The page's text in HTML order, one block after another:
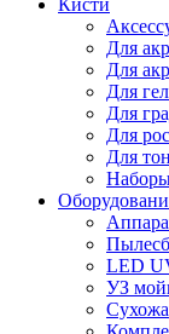
Кисти
Для
Для
Для
Для
Для
Для
LED
УЗ